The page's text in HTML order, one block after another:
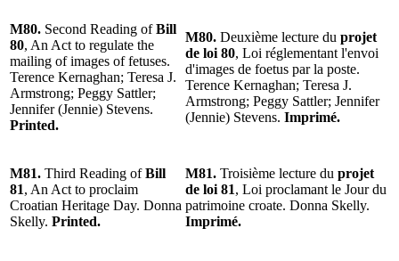
M80. Second Reading ofBill
80, An Act to regulate the
mailing of images of fetuses.
Terence Kernaghan; Teresa J.
Armstrong; Peggy Sattler;
Jennifer (Jennie) Stevens.
Printed.
M80. Deuxième lecture du projet
de loi 80, Loi réglementant l'envoi
d'images de foetus par la poste.
Terence Kernaghan; Teresa J.
Armstrong; Peggy Sattler; Jennifer
(Jennie) Stevens. Imprimé.
M81. Third Reading ofBill
81, An Act to proclaim
Croatian Heritage Day. Donna
Skelly. Printed.
M81. Troisième lecture du projet
de loi 81, Loi proclamant le Jour du
patrimoine croate. Donna Skelly.
Imprimé.